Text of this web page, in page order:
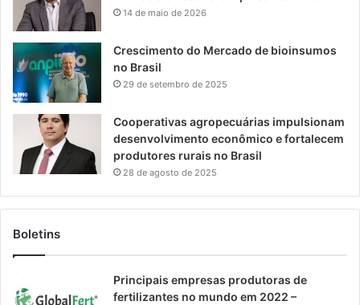
14 de maio de 2026
Crescimento do Mercado de bioinsumos
no Brasil
29 de setembro de 2025
Cooperativas agropecuárias impulsionam
desenvolvimento econômico e fortalecem
produtores rurais no Brasil
28 de agosto de 2025
Boletins
Principais empresas produtoras de
fertilizantes no mundo em 2022 –